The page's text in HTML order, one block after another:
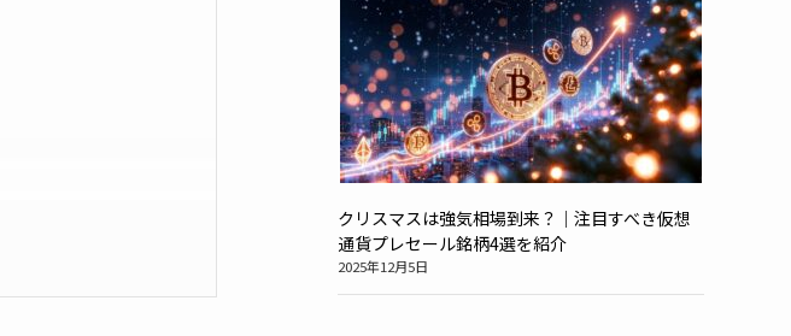
クリスマスは強気相場到来？｜注目すべき仮想
通貨プレセール銘柄4選を紹介
2025年12月5日